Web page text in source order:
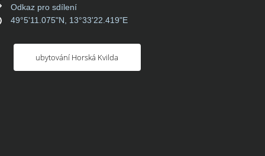
Odkaz pro sdílení
49°5'11.075"N, 13°33'22.419"E
ubytování Horská Kvilda